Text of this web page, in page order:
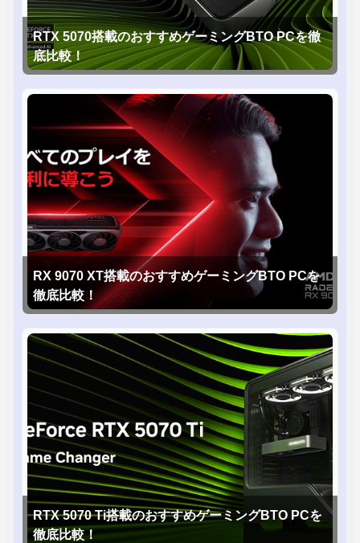
RTX 5070搭載のおすすめゲーミングBTO PCを徹
底比較！
RX 9070 XT搭載のおすすめゲーミングBTO PCを
徹底比較！
RTX 5070 Ti搭載のおすすめゲーミングBTO PCを
徹底比較！